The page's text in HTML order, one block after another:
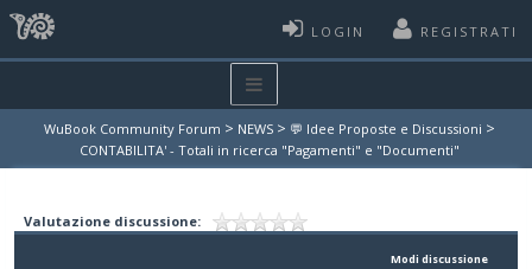
LOGIN REGISTRATI
WuBook Community Forum > NEWS > 💬 Idee Proposte e Discussioni >
CONTABILITA' - Totali in ricerca "Pagamenti" e "Documenti"
Valutazione discussione:
Modi discussione